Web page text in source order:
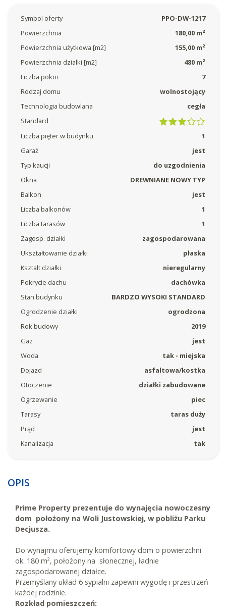
Symbol oferty
PPO-DW-1217
Powierzchnia
180,00 m²
Powierzchnia użytkowa [m2]
155,00 m²
Powierzchnia działki [m2]
480 m²
Liczba pokoi
7
Rodzaj domu
wolnostojący
Technologia budowlana
cegła
Standard
Liczba pięter w budynku
1
Garaż
jest
Typ kaucji
do uzgodnienia
Okna
DREWNIANE NOWY TYP
Balkon
jest
Liczba balkonów
1
Liczba tarasów
1
Zagosp. działki
zagospodarowana
Ukształtowanie działki
płaska
Kształt działki
nieregularny
Pokrycie dachu
dachówka
Stan budynku
BARDZO WYSOKI STANDARD
Ogrodzenie działki
ogrodzona
Rok budowy
2019
Gaz
jest
Woda
tak - miejska
Dojazd
asfaltowa/kostka
Otoczenie
działki zabudowane
Ogrzewanie
piec
Tarasy
taras duży
Prąd
jest
Kanalizacja
tak
OPIS
Prime Property prezentuje do wynajęcia nowoczesny
dom położony na Woli Justowskiej, w pobliżu Parku
Decjusza.
Do wynajmu oferujemy komfortowy dom o powierzchni
ok. 180 m², położony na słonecznej, ładnie
zagospodarowanej działce.
Przemyślany układ 6 sypialni zapewni wygodę i przestrzeń
każdej rodzinie.
Rozkład pomieszczeń: